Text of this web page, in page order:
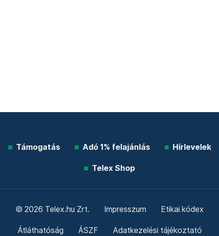
Támogatás Adó 1% felajánlás Hírlevelek
Telex Shop
© 2026 Telex.hu Zrt. Impresszum Etikai kódex
Átláthatóság ÁSZF Adatkezelési tájékoztató